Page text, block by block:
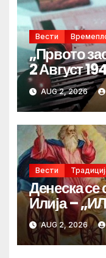
Вести
„Првото
2 Август
AUG 2, 2026
Вести
Денеска
Илија –
AUG 2, 2026